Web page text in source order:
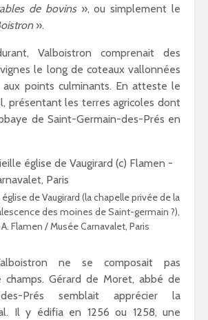
de bovins», ou simplement le
».
Valboistron comprenait des
le long de coteaux vallonnées
points culminants. En atteste le
présentant les terres agricoles dont
de Saint-Germain-des-Prés en
de Vaugirard (la chapelle privée de la
des moines de Saint-germain ?),
Flamen / Musée Carnavalet, Paris
ne se composait pas
champs. Gérard de Moret, abbé de
des-Prés semblait apprécier la
Il y édifia en 1256 ou 1258, une